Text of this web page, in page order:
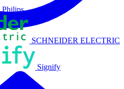
Philips
SCHNEIDER ELECTRIC
Signify